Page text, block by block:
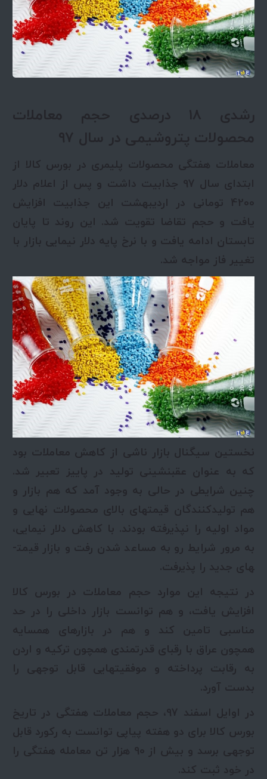
رشدی ۱۸ درصدی حجم معاملات
محصولات پتروشیمی در سال ۹۷
معاملات هفتگی محصولات پلیمری در بورس کالا از
ابتدای سال 97 جذابیت داشت و پس از اعلام دلار
4200 تومانی در اردیبهشت این جذابیت افزایش
یافت و حجم تقاضا تقویت شد. این روند تا پایان
تابستان ادامه یافت و با نرخ پایه دلار نیمایی بازار با
تغییر فاز مواجه شد.
نخستین سیگنال بازار ناشی از کاهش معاملات بود
که به عنوان عقب­نشینی تولید در پاییز تعبیر شد.
چنین شرایطی در حالی به وجود آمد که هم بازار و
هم تولیدکنندگان قیمت­های بالای محصولات نهایی و
مواد اولیه را نپذیرفته بودند. با کاهش دلار نیمایی،
های جدید را پذیرفت.
در نتیجه این موارد حجم معاملات در بورس کالا
افزایش یافت، و هم توانست بازار داخلی را در حد
مناسبی تامین کند و هم در بازارهای همسایه
همچون عراق با رقبای قدرتمندی همچون ترکیه و اردن
به رقابت پرداخته و موفقیت­هایی قابل توجهی را
بدست آورد.
در اوایل اسفند 97، حجم معاملات هفتگی در تاریخ
بورس کالا برای دو هفته پیاپی توانست به رکورد قابل
توجهی برسد و بیش از 90 هزار تن معامله هفتگی را
در خود ثبت کند.